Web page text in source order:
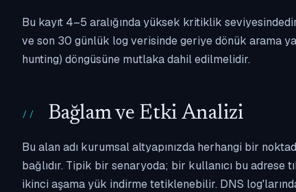
Bu kayıt 4–5 aralığında yüksek kritiklik
ve son 30 günlük log verisinde geriye dönük arama
hunting) döngüsüne mutlaka dahil edilmelidir.
Bağlam ve Etki Analizi
Bu alan adı kurumsal altyapınızda herhangi bir
bağlıdır. Tipik bir senaryoda; bir kullanıcı bu adrese
ikinci aşama yük indirme tetiklenebilir. DNS